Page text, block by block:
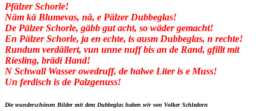
Pfälzer Schorle!
Näm kä Blumevas, nä, e Pälzer Dubbeglas!
De Pälzer Schorle, gäbb gut acht, so wäder gemacht!
En Pälzer Schorle, ja en echte, is ausm Dubbeglas, n rechte!
Rundum verdällert, vun unne nuff bis an de Rand, gfillt mit
Riesling, brädi Hand!
N Schwall Wasser owedruff, de halwe Liter is e Muss!
Un ferdisch is de Palzgenuss!
Die wunderschönen Bilder mit dem Dubbeglas haben wir von Volker Schledorn